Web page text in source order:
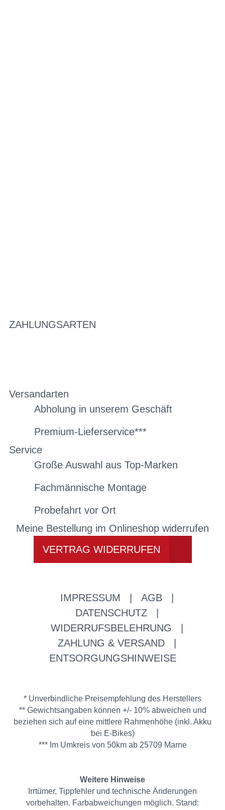
ZAHLUNGSARTEN
Versandarten
Abholung in unserem Geschäft
Premium-Lieferservice***
Service
Große Auswahl aus Top-Marken
Fachmännische Montage
Probefahrt vor Ort
Meine Bestellung im Onlineshop widerrufen
VERTRAG WIDERRUFEN
IMPRESSUM AGB
DATENSCHUTZ
WIDERRUFSBELEHRUNG
ZAHLUNG & VERSAND
ENTSORGUNGSHINWEISE
* Unverbindliche Preisempfehlung des Herstellers
** Gewichtsangaben können +/- 10% abweichen und
beziehen sich auf eine mittlere Rahmenhöhe (inkl. Akku
bei E-Bikes)
*** Im Umkreis von 50km ab 25709 Marne
Weitere Hinweise
Irrtümer, Tippfehler und technische Änderungen
vorbehalten. Farbabweichungen möglich. Stand: